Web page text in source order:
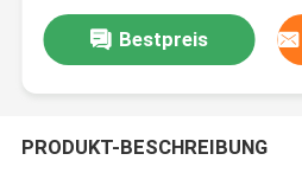
Bestpreis
PRODUKT-BESCHREIBUNG